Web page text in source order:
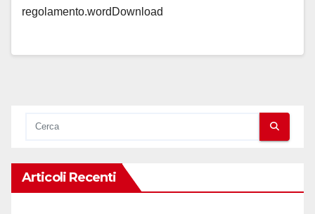
regolamento.wordDownload
Articoli Recenti